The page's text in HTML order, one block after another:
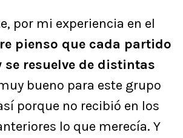
por mi experiencia en el
pienso que cada partido
se resuelve de distintas
bueno para este grupo
porque no recibió en los
lo que merecía. Y